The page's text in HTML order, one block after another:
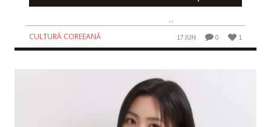
..
CULTURĂ COREEANĂ
17 JUN 0 1